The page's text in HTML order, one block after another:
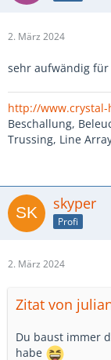
2. März 2024
sehr aufwändig für
http://
Beschallung,
Trussing, Line
skyper
Profi
2. März 2024
Zitat von
Du baust immer
habe